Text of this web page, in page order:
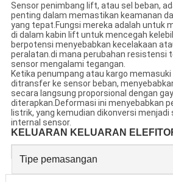
Sensor penimbang lift, atau sel beban,
penting dalam memastikan keamanan
yang tepat.Fungsi mereka adalah untuk
di dalam kabin lift untuk mencegah
berpotensi menyebabkan kecelakaan
peralatan.di mana perubahan resistensi
sensor mengalami tegangan.
Ketika penumpang atau kargo
ditransfer ke sensor beban,
secara langsung proporsional dengan
diterapkan.Deformasi ini menyebabkan
listrik, yang kemudian dikonversi
internal sensor.
KELUARAN KELUARAN
Tipe pemasangan